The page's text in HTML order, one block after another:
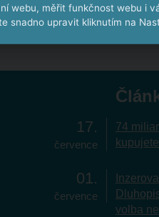
17
července
74
01
července
volba
webu, měřit funkčnost webu i
snadno upravit kliknutím na